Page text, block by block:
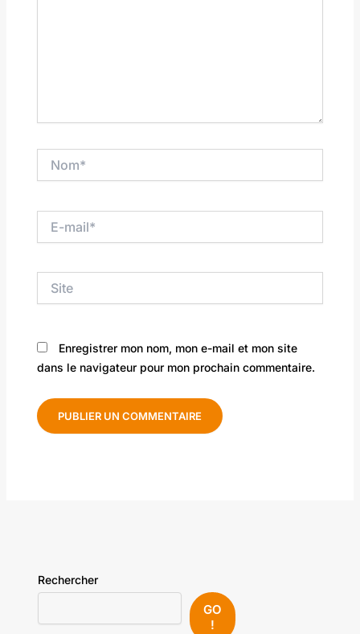
mail*
Enregistrer mon nom, mon e-mail et mon site
dans le navigateur pour mon prochain commentaire.
Rechercher
GO
!